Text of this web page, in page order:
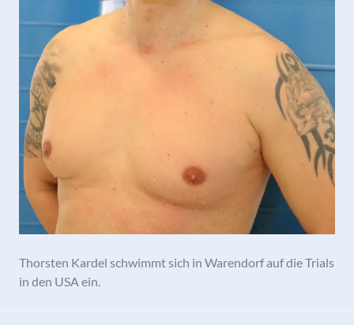
Thorsten Kardel schwimmt sich in Warendorf auf die Trials
in den USA ein.